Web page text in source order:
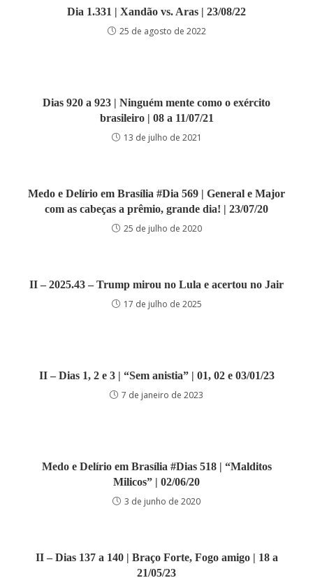
Dia 1.331 | Xandão vs. Aras | 23/08/22
25 de agosto de 2022
Dias 920 a 923 | Ninguém mente como o exército
brasileiro | 08 a 11/07/21
13 de julho de 2021
Medo e Delírio em Brasília #Dia 569 | General e Major
com as cabeças a prêmio, grande dia! | 23/07/20
25 de julho de 2020
II – 2025.43 – Trump mirou no Lula e acertou no Jair
17 de julho de 2025
II – Dias 1, 2 e 3 | “Sem anistia” | 01, 02 e 03/01/23
7 de janeiro de 2023
Medo e Delírio em Brasília #Dias 518 | “Malditos
Milicos” | 02/06/20
3 de junho de 2020
II – Dias 137 a 140 | Braço Forte, Fogo amigo | 18 a
21/05/23